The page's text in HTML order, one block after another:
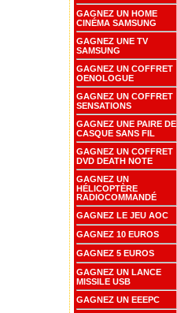
GAGNEZ UN HOME
CINÉMA SAMSUNG
GAGNEZ UNE TV
SAMSUNG
GAGNEZ UN COFFRET
OENOLOGUE
GAGNEZ UN COFFRET
SENSATIONS
GAGNEZ UNE PAIRE DE
CASQUE SANS FIL
GAGNEZ UN COFFRET
DVD DEATH NOTE
GAGNEZ UN
HÉLICOPTÈRE
RADIOCOMMANDÉ
GAGNEZ LE JEU AOC
GAGNEZ 10 EUROS
GAGNEZ 5 EUROS
GAGNEZ UN LANCE
MISSILE USB
GAGNEZ UN EEEPC